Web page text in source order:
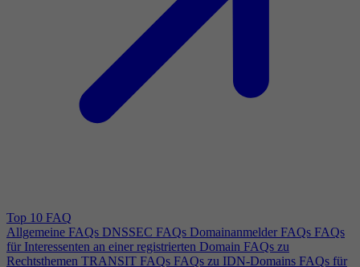
Top 10 FAQ
Allgemeine FAQs DNSSEC FAQs Domainanmelder FAQs FAQs
für Interessenten an einer registrierten Domain FAQs zu
Rechtsthemen TRANSIT FAQs FAQs zu IDN-Domains FAQs für